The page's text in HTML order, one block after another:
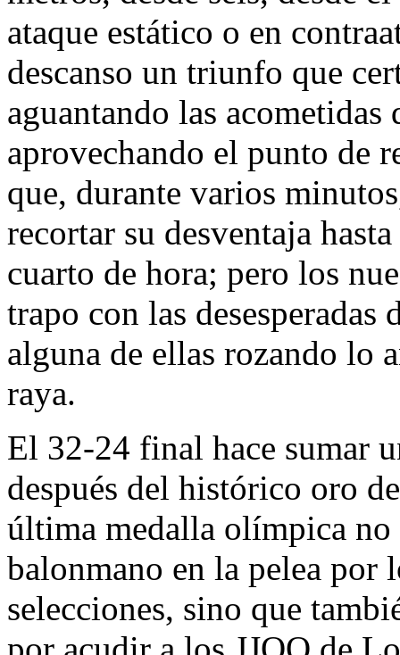
ataque estático o en
descanso un triunfo que
aguantando las
aprovechando el punto de
que, durante varios
recortar su desventaja
cuarto de hora; pero los
trapo con las desesperadas
alguna de ellas rozando lo
raya.
El 32-24 final hace sumar
después del histórico oro
última medalla olímpica no
balonmano en la pelea por
selecciones, sino que